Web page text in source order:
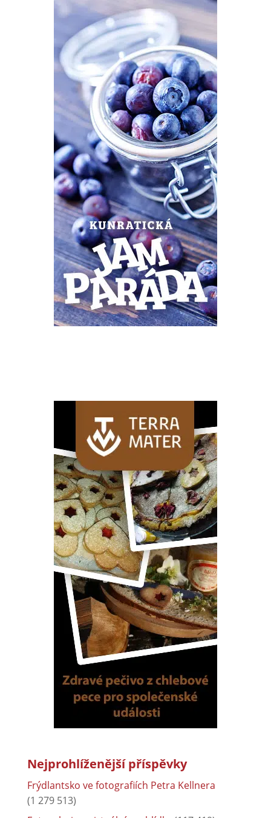
Nejprohlíženější příspěvky
Frýdlantsko ve fotografiích Petra Kellnera
(1 279 513)